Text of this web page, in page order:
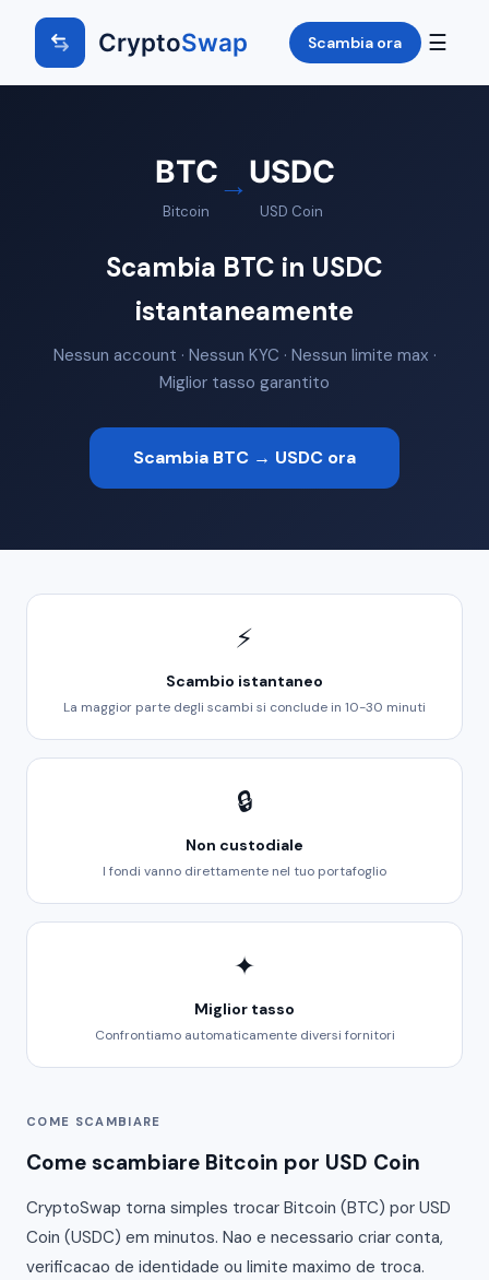
CryptoSwap Scambia ora ☰
BTC
Bitcoin
→USDC
USD Coin
Scambia BTC in USDC
istantaneamente
Nessun account · Nessun KYC · Nessun limite max ·
Miglior tasso garantito
Scambia BTC → USDC ora
⚡
Scambio istantaneo
La maggior parte degli scambi si conclude in 10-30 minuti
🔒
Non custodiale
I fondi vanno direttamente nel tuo portafoglio
✦
Miglior tasso
Confrontiamo automaticamente diversi fornitori
COME SCAMBIARE
Come scambiare Bitcoin por USD Coin
CryptoSwap torna simples trocar Bitcoin (BTC) por USD
Coin (USDC) em minutos. Nao e necessario criar conta,
verificacao de identidade ou limite maximo de troca.